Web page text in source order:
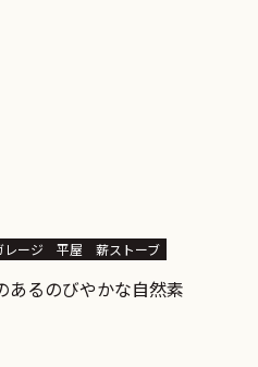
レージ 平屋 薪ストーブ
あるのびやかな自然素